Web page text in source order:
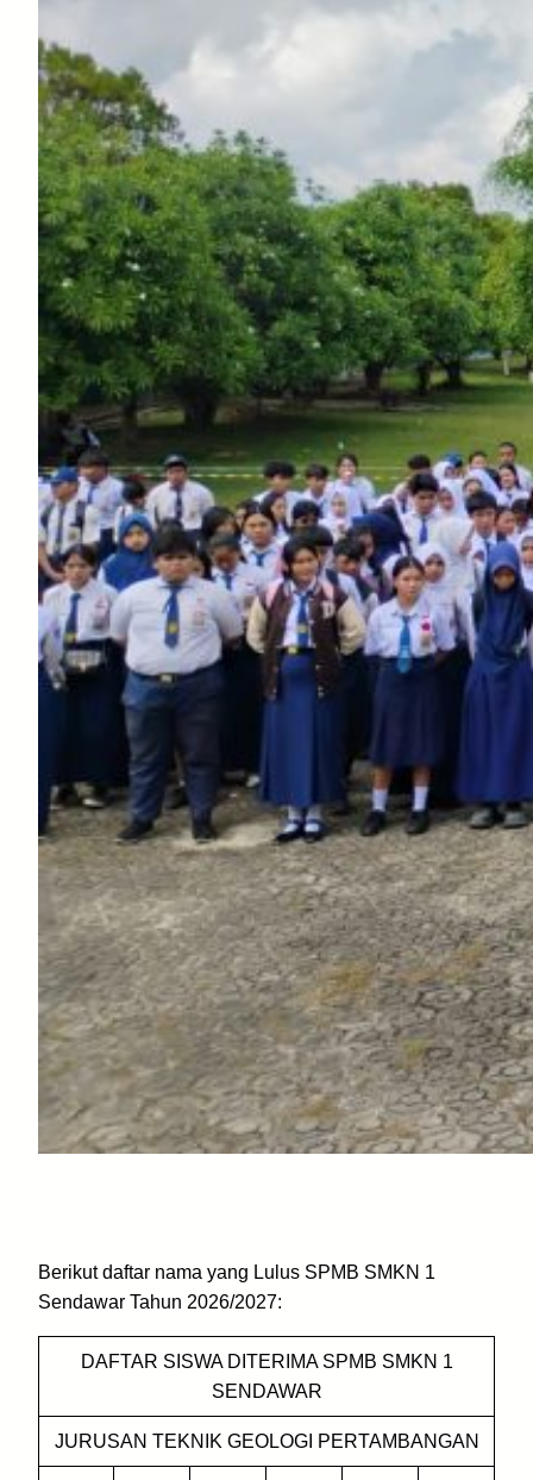
Berikut daftar nama yang Lulus SPMB SMKN 1
Sendawar Tahun 2026/2027:
DAFTAR SISWA DITERIMA SPMB SMKN 1
SENDAWAR
JURUSAN TEKNIK GEOLOGI PERTAMBANGAN